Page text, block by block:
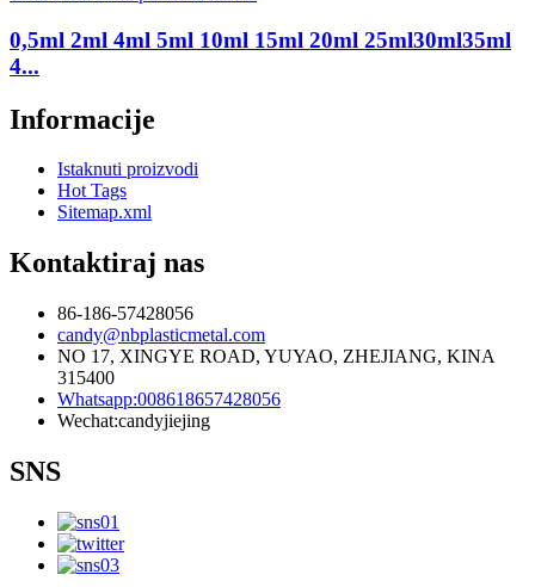
0,5ml 2ml 4ml 5ml 10ml 15ml 20ml 25ml30ml35ml
4...
Informacije
Istaknuti proizvodi
Hot Tags
Sitemap.xml
Kontaktiraj nas
86-186-57428056
candy@nbplasticmetal.com
NO 17, XINGYE ROAD, YUYAO, ZHEJIANG, KINA
315400
Whatsapp:008618657428056
Wechat:candyjiejing
SNS